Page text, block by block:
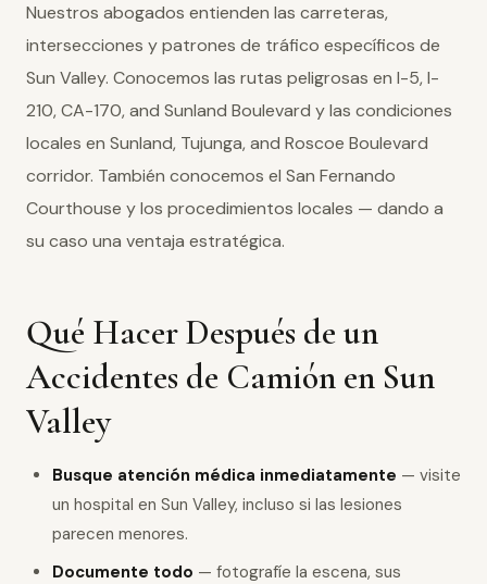
Nuestros abogados entienden las carreteras,
intersecciones y patrones de tráfico específicos de
Sun Valley. Conocemos las rutas peligrosas en I-5, I-
210, CA-170, and Sunland Boulevard y las condiciones
locales en Sunland, Tujunga, and Roscoe Boulevard
corridor. También conocemos el San Fernando
Courthouse y los procedimientos locales — dando a
su caso una ventaja estratégica.
Qué Hacer Después de un
Accidentes de Camión en Sun
Valley
Busque atención médica inmediatamente — visite
un hospital en Sun Valley, incluso si las lesiones
parecen menores.
Documente todo — fotografíe la escena, sus